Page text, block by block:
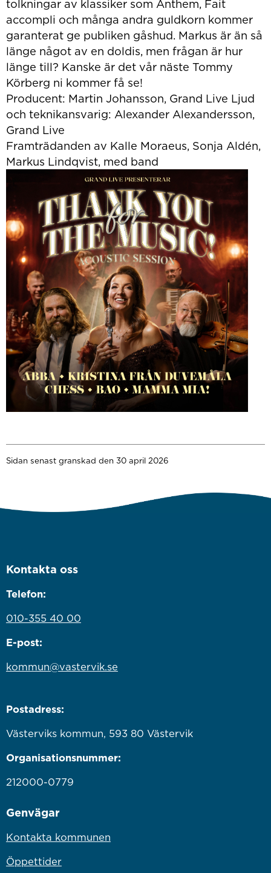
tolkningar av klassiker som Anthem, Fait
accompli och många andra guldkorn kommer
garanterat ge publiken gåshud. Markus är än så
länge något av en doldis, men frågan är hur
länge till? Kanske är det vår näste Tommy
Körberg ni kommer få se!
Producent: Martin Johansson, Grand Live Ljud
och teknikansvarig: Alexander Alexandersson,
Grand Live
Framträdanden av Kalle Moraeus, Sonja Aldén,
Markus Lindqvist, med band
Sidan senast granskad den 30 april 2026
Kontakta oss
Telefon:
010-355 40 00
E-post:
kommun@vastervik.se
Postadress:
Västerviks kommun, 593 80 Västervik
Organisationsnummer:
212000-0779
Genvägar
Kontakta kommunen
Öppettider